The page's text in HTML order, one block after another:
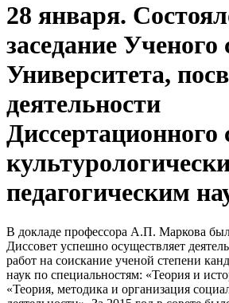
28 января.
заседание Ученого
Университета,
деятельности
Диссертационного
педагогическим
В докладе профессора А.П. Маркова
Диссовет успешно осуществляет
работ на соискание ученой степени
наук по специальностям: «Теория и
«Теория, методика и организация